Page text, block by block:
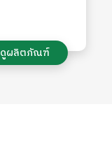
ดูผลิตภัณฑ์